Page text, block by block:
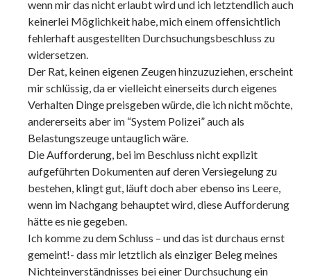
wenn mir das nicht erlaubt wird und ich letztendlich auch
keinerlei Möglichkeit habe, mich einem offensichtlich
fehlerhaft ausgestellten Durchsuchungsbeschluss zu
widersetzen.
Der Rat, keinen eigenen Zeugen hinzuzuziehen, erscheint
mir schlüssig, da er vielleicht einerseits durch eigenes
Verhalten Dinge preisgeben würde, die ich nicht möchte,
andererseits aber im “System Polizei” auch als
Belastungszeuge untauglich wäre.
Die Aufforderung, bei im Beschluss nicht explizit
aufgeführten Dokumenten auf deren Versiegelung zu
bestehen, klingt gut, läuft doch aber ebenso ins Leere,
wenn im Nachgang behauptet wird, diese Aufforderung
hätte es nie gegeben.
Ich komme zu dem Schluss – und das ist durchaus ernst
gemeint!- dass mir letztlich als einziger Beleg meines
Nichteinverständnisses bei einer Durchsuchung ein